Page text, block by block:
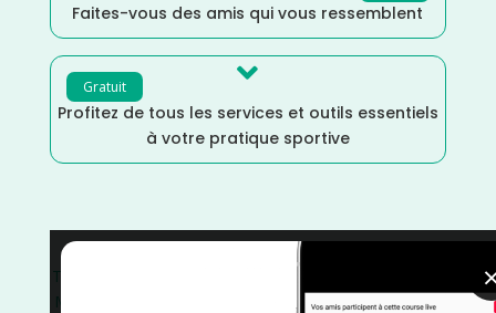
Faites-vous des amis qui vous ressemblent
Gratuit 
Profitez de tous les services et outils essentiels
à votre pratique sportive
Trail
Marathon
Distance 100k/Dénivelé